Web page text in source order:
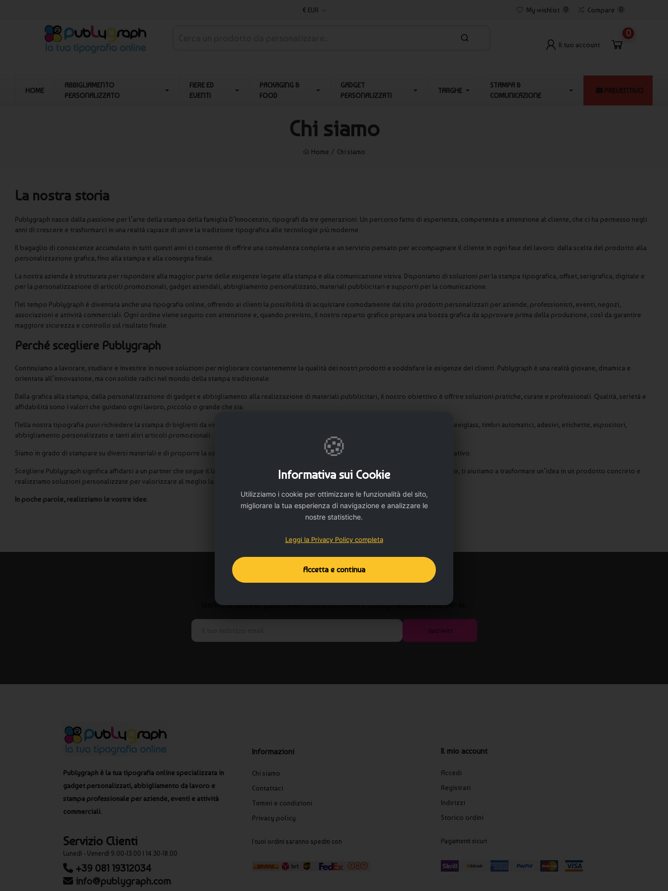
€ EUR My wishlist 0 Compare 0
Il tuo account
0
HOME
ABBIGLIAMENTO
PERSONALIZZATO
FIERE ED
EVENTI
PACKAGING &
FOOD
GADGET
PERSONALIZZATI
TARGHE
STAMPA &
COMUNICAZIONE
PREVENTIVO
Chi siamo
Home Chi siamo
La nostra storia
Publygraph nasce dalla passione per l’arte della stampa della famiglia D’Innocenzio, tipografi da tre generazioni. Un percorso fatto di esperienza, competenza e attenzione al cliente, che ci ha permesso negli
anni di crescere e trasformarci in una realtà capace di unire la tradizione tipografica alle tecnologie più moderne.
Il bagaglio di conoscenze accumulato in tutti questi anni ci consente di offrire una consulenza completa e un servizio pensato per accompagnare il cliente in ogni fase del lavoro: dalla scelta del prodotto alla
personalizzazione grafica, fino alla stampa e alla consegna finale.
La nostra azienda è strutturata per rispondere alla maggior parte delle esigenze legate alla stampa e alla comunicazione visiva. Disponiamo di soluzioni per la stampa tipografica, offset, serigrafica, digitale e
per la personalizzazione di articoli promozionali, gadget aziendali, abbigliamento personalizzato, materiali pubblicitari e supporti per la comunicazione.
Nel tempo Publygraph è diventata anche una tipografia online, offrendo ai clienti la possibilità di acquistare comodamente dal sito prodotti personalizzati per aziende, professionisti, eventi, negozi,
associazioni e attività commerciali. Ogni ordine viene seguito con attenzione e, quando previsto, il nostro reparto grafico prepara una bozza grafica da approvare prima della produzione, così da garantire
maggiore sicurezza e controllo sul risultato finale.
Perché scegliere Publygraph
Continuiamo a lavorare, studiare e investire in nuove soluzioni per migliorare costantemente la qualità dei nostri prodotti e soddisfare le esigenze dei clienti. Publygraph è una realtà giovane, dinamica e
orientata all’innovazione, ma con solide radici nel mondo della stampa tradizionale.
Dalla grafica alla stampa, dalla personalizzazione di gadget e abbigliamento alla realizzazione di materiali pubblicitari, il nostro obiettivo è offrire soluzioni pratiche, curate e professionali. Qualità, serietà e
affidabilità sono i valori che guidano ogni lavoro, piccolo o grande che sia.
Nella nostra tipografia puoi richiedere la stampa di biglietti da visita, volantini, brochure, cataloghi, striscioni pubblicitari, targhe in ottone o plexiglass, timbri automatici, adesivi, etichette, espositori,
abbigliamento personalizzato e tanti altri articoli promozionali.
Siamo in grado di stampare su diversi materiali e di proporre la soluzione più adatta in base al tipo di utilizzo, al budget e all’obiettivo comunicativo.
Scegliere Publygraph significa affidarsi a un partner che segue il lavoro con cura, competenza e attenzione ai dettagli. Ascoltiamo le tue esigenze, ti aiutiamo a trasformare un’idea in un prodotto concreto e
realizziamo soluzioni personalizzate per valorizzare al meglio la tua immagine.
In poche parole, realizziamo le vostre idee.
Iscriviti alla nostra newsletter
Iscriviti e resta un passo avanti: offerte, novità e consigli esclusivi solo per te.
Iscriviti
Publygraph è la tua tipografia online specializzata in
gadget personalizzati, abbigliamento da lavoro e
stampa professionale per aziende, eventi e attività
commerciali.
Servizio Clienti
Lunedì - Venerdì 9.00-13.00 | 14.30-18.00
+39 081 19312034
info@publygraph.com
Informazioni
Chi siamo
Contattaci
Temini e condizioni
Privacy policy
I tuoi ordini saranno spediti con
Il mio account
Accedi
Registrati
Indirizzi
Storico ordini
Pagamenti sicuri
🍪
Informativa sui Cookie
Utilizziamo i cookie per ottimizzare le funzionalità del sito,
migliorare la tua esperienza di navigazione e analizzare le
nostre statistiche.
Leggi la Privacy Policy completa
Accetta e continua